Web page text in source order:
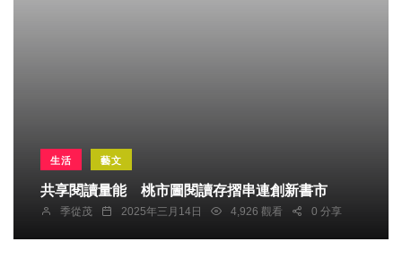
生活 藝文
共享閱讀量能 桃市圖閱讀存摺串連創新書市
季從茂 2025年三月14日 4,926 觀看 0 分享